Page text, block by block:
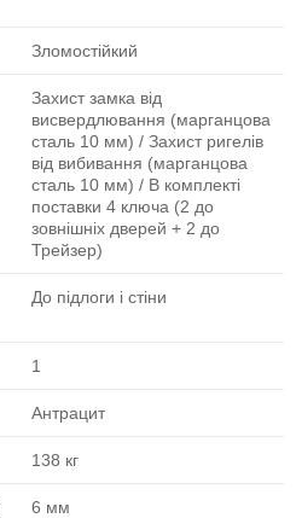
Зломостійкий
Захист замка від
висвердлювання (марганцова
сталь 10 мм) / Захист ригелів
від вибивання (марганцова
сталь 10 мм) / В комплекті
поставки 4 ключа (2 до
зовнішніх дверей + 2 до
Трейзер)
До підлоги і стіни
1
Антрацит
138 кг
6 мм